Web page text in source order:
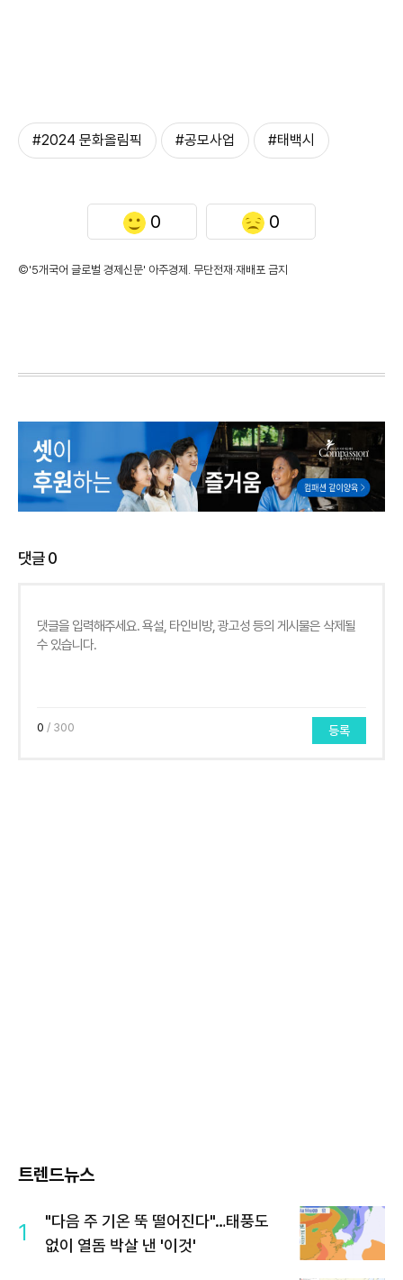
#2024 문화올림픽 #공모사업 #태백시
0 0
©'5개국어 글로벌 경제신문' 아주경제. 무단전재·재배포 금지
댓글0
0 / 300 등록
트렌드뉴스
1
"다음 주 기온 뚝 떨어진다"…태풍도
없이 열돔 박살 낸 '이것'